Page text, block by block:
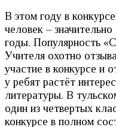
В этом году в
человек –
годы. Популярность
Учителя охотно
участие в конкурсе и
у ребят растёт
литературы. В
один из четвертых
конкурсе в полном